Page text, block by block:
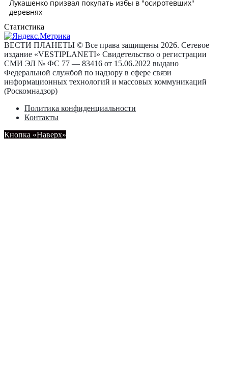
Статистика
ВЕСТИ ПЛАНЕТЫ © Все права защищены 2026. Сетевое
издание «VESTIPLANETI» Свидетельство о регистрации
СМИ ЭЛ № ФС 77 — 83416 от 15.06.2022 выдано
Федеральной службой по надзору в сфере связи
информационных технологий и массовых коммуникаций
(Роскомнадзор)
Политика конфиденциальности
Контакты
Кнопка «Наверх»